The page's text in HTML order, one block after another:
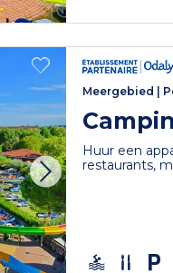
Meergebied |
Huur een
restaurants,